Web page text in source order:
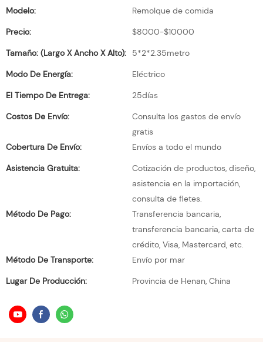
Modelo:
Remolque de comida
Precio:
$8000-$10000
Tamaño: (largo X Ancho X Alto):
5*2*2.35metro
Modo De Energía:
Eléctrico
El Tiempo De Entrega:
25días
Costos De Envío:
Consulta los gastos de envío
gratis
Cobertura De Envío:
Envíos a todo el mundo
Asistencia Gratuita:
Cotización de productos, diseño,
asistencia en la importación,
consulta de fletes.
Método De Pago:
Transferencia bancaria,
transferencia bancaria, carta de
crédito, Visa, Mastercard, etc.
Método De Transporte:
Envío por mar
Lugar De Producción:
Provincia de Henan, China